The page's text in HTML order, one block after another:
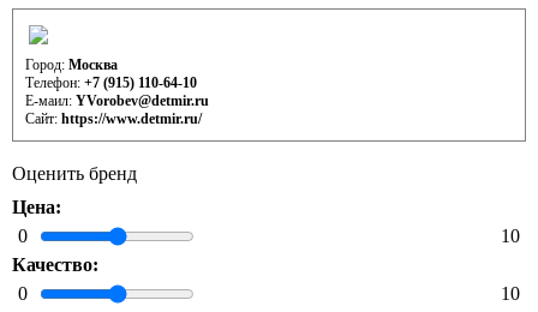
Город: Москва
Телефон: +7 (915) 110-64-10
Е-маил: YVorobev@detmir.ru
Сайт: https://www.detmir.ru/
Оценить бренд
Цена:
0
10
Качество:
0
10